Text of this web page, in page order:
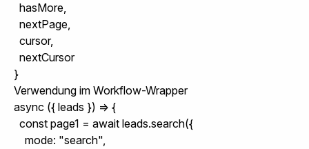
  hasMore,
  nextPage,
  cursor,
  nextCursor
}
Verwendung im Workflow-Wrapper
async ({ leads }) => {
  const page1 = await leads.search({
    mode: "search",